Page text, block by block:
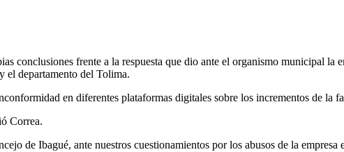
conclusiones frente a la respuesta que dio ante el organismo municipal la
el departamento del Tolima.
en diferentes plataformas digitales sobre los incrementos de la
Correa.
de Ibagué, ante nuestros cuestionamientos por los abusos de la empresa